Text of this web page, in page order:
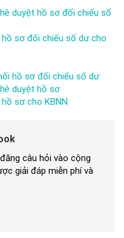
duyệt hồ sơ đối chiếu số
sơ đối chiếu số dư cho
hồ sơ đối chiếu số dư
duyệt hồ sơ
sơ cho KBNN
câu hỏi vào cộng
giải đáp miễn phí và